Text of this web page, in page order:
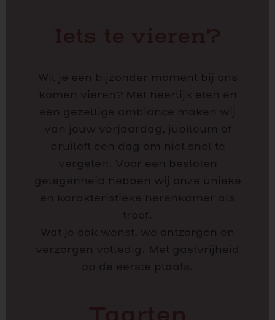
Wil je een bijzonder moment bij ons
komen vieren? Met heerlijk eten en
een gezellige ambiance maken wij
van jouw verjaardag, jubileum of
bruiloft een dag om niet snel te
vergeten. Voor een besloten
gelegenheid hebben wij onze unieke
en karakteristieke herenkamer als
troef.
Wat je ook wenst, we ontzorgen en
verzorgen volledig. Met gastvrijheid
op de eerste plaats.